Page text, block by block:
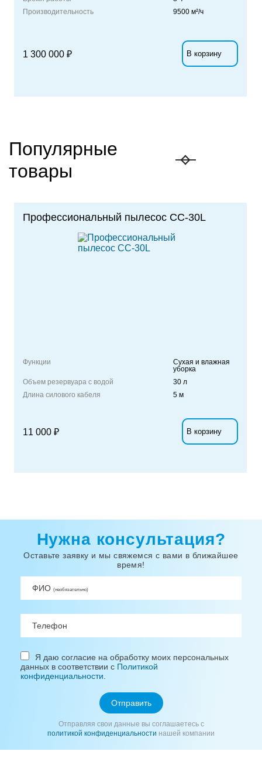
Производительность
9500 м²/ч
1 300 000 ₽ В корзину
Популярные
товары
Профессиональный пылесос СС-30L
Функции
Сухая и влажная
уборка
Объем резервуара с водой
30 л
Длина силового кабеля
5 м
11 000 ₽ В корзину
Нужна консультация?
Оставьте заявку и мы свяжемся с вами в ближайшее
время!
ФИО (необязательно)
Телефон
Я даю согласие на обработку моих персональных
данных в соответствии с Политикой
конфиденциальности
Отправить
Отправляя свои данные вы соглашаетесь с
политикой конфиденциальности нашей компании